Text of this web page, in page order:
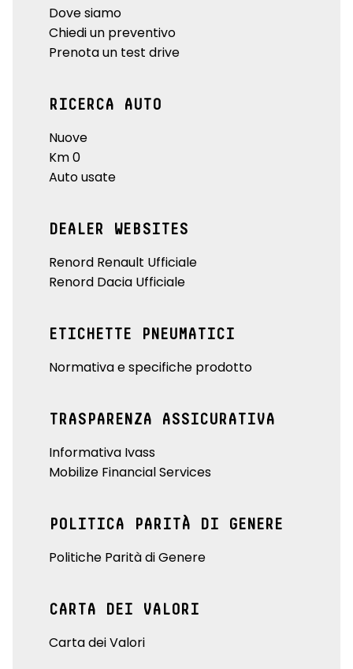
Dove siamo
Chiedi un preventivo
Prenota un test drive
RICERCA AUTO
Nuove
Km 0
Auto usate
DEALER WEBSITES
Renord Renault Ufficiale
Renord Dacia Ufficiale
ETICHETTE PNEUMATICI
Normativa e specifiche prodotto
TRASPARENZA ASSICURATIVA
Informativa Ivass
Mobilize Financial Services
POLITICA PARITÀ DI GENERE
Politiche Parità di Genere
CARTA DEI VALORI
Carta dei Valori